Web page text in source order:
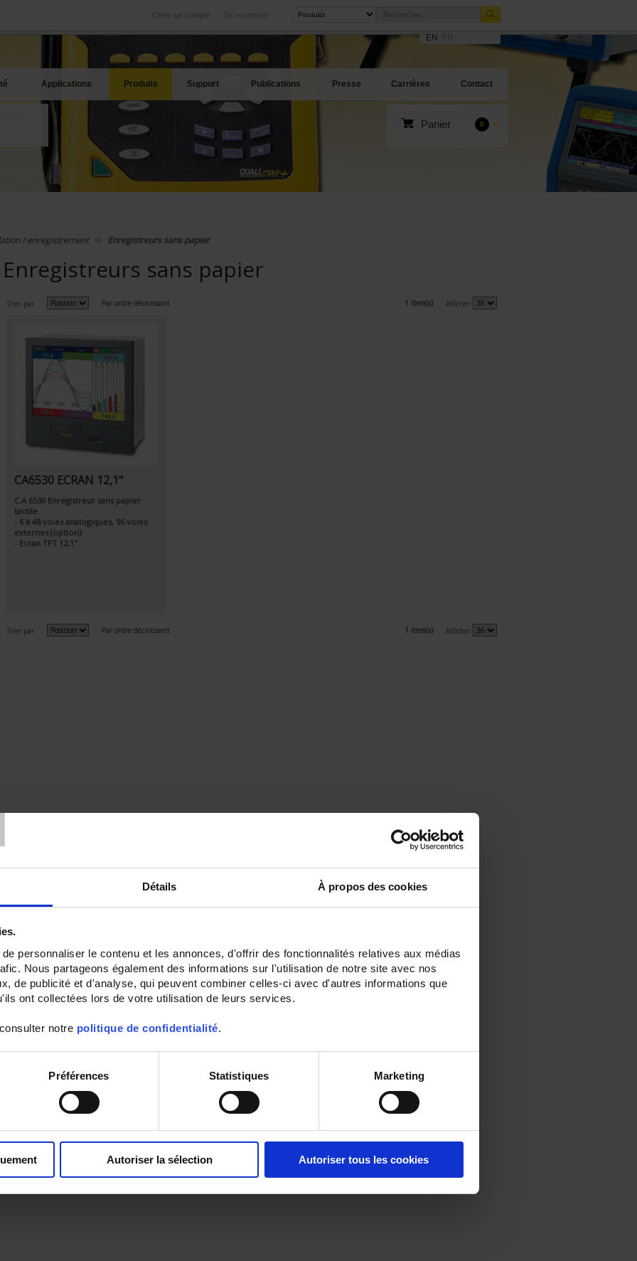
Détails À propos des cookies
personnaliser le contenu et les annonces, d'offrir des fonctionnalités relatives aux médias
Nous partageons également des informations sur l'utilisation de notre site avec nos
de publicité et d'analyse, qui peuvent combiner celles-ci avec d'autres informations que
ont collectées lors de votre utilisation de leurs services.
notre politique de confidentialité.
Préférences Statistiques Marketing
Autoriser la sélection Autoriser tous les cookies
Se connecter
Créer un compte
International
Nos filiales à l'étranger
Nos meilleures offres
EN
Applications Produits Support Publications Presse Carrières Contact
Panier 0
/ enregistrement Enregistreurs sans papier
Enregistreurs sans papier
Trier par Par ordre décroissant 1 item(s) Afficher
CA6530 ECRAN 12,1"
C.A 6530 Enregistreur sans papier
tactile
- 6 à 48 voies analogiques, 96 voies
externes (option)
- Ecran TFT 12,1"
Trier par Par ordre décroissant 1 item(s) Afficher